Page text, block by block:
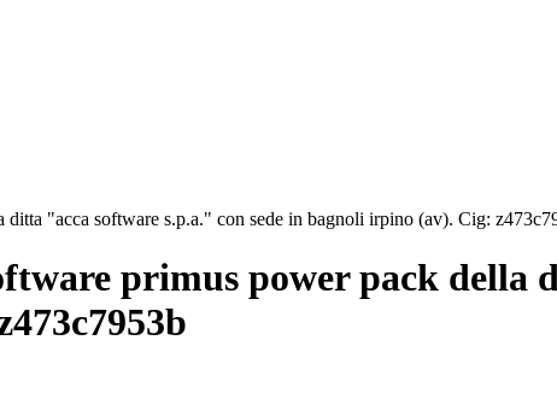
"acca software s.p.a." con sede in bagnoli irpino (av). Cig:
primus power pack della